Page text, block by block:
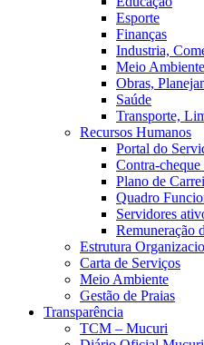
Esporte
Finanças
Industria,
Meio Ambiente
Obras,
Saúde
Transporte,
Recursos Humanos
Portal do
Contra-
Plano de
Quadro
Servidores
Remuneração
Estrutura
Carta de Serviços
Meio Ambiente
Gestão de Praias
Transparência
TCM – Mucuri